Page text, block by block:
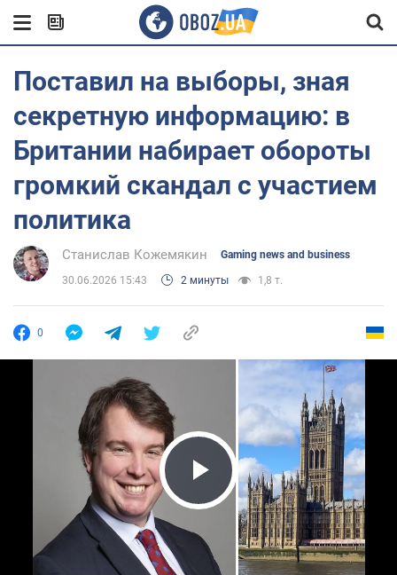
Поставил на выборы, зная
секретную информацию: в
Британии набирает обороты
громкий скандал с участием
политика
Станислав Кожемякин Gaming news and business
30.06.2026 15:43 2 минуты 1,8 т.
0
Play Video